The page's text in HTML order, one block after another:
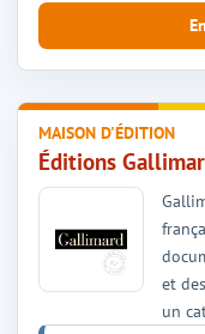
MAISON D'ÉDITION
Éditions
et
un